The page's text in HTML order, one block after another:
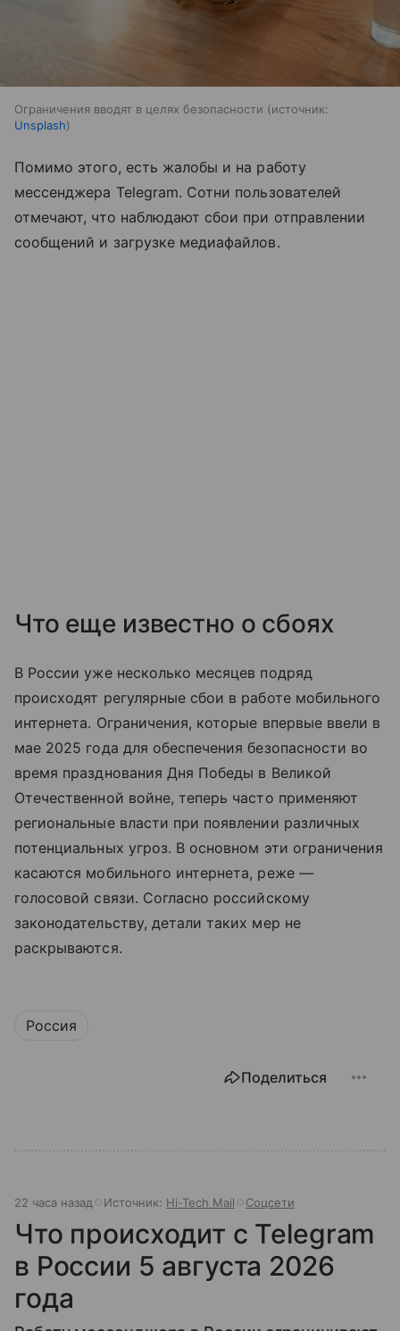
Ограничения вводят в целях безопасности
источник:
Unsplash
Помимо этого, есть жалобы и на работу
мессенджера Telegram. Сотни пользователей
отмечают, что наблюдают сбои при отправлении
сообщений и загрузке медиафайлов.
Что еще известно о сбоях
В России уже несколько месяцев подряд
происходят регулярные сбои в работе мобильного
интернета. Ограничения, которые впервые ввели в
мае 2025 года для обеспечения безопасности во
время празднования Дня Победы в Великой
Отечественной войне, теперь часто применяют
региональные власти при появлении различных
потенциальных угроз. В основном эти ограничения
касаются мобильного интернета, реже —
голосовой связи. Согласно российскому
законодательству, детали таких мер не
раскрываются.
Россия
Поделиться
22 часа назад Источник: Hi-Tech Mail Соцсети
Что происходит с Telegram
в России 5 августа 2026
года